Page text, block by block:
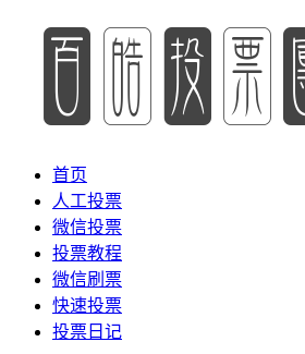
首页
人工投票
微信投票
投票教程
微信刷票
快速投票
投票日记